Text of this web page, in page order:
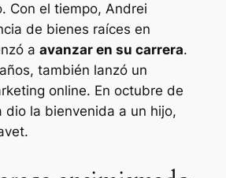
Con el tiempo, Andrei
de bienes raíces en
a avanzar en su carrera.
también lanzó un
online. En octubre de
dio la bienvenida a un hijo,